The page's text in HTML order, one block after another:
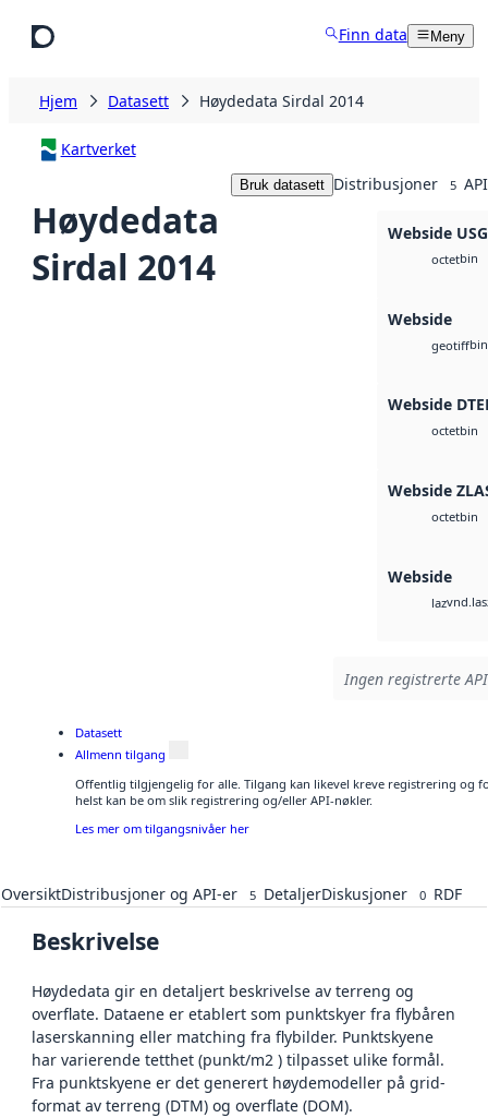
Finn data Meny
Hjem Datasett Høydedata Sirdal 2014
Kartverket
Høydedata
Sirdal 2014
Bruk datasett Distribusjoner 5
Webside
octetbin
Webside
geotiffbin
Webside
octetbin
Webside
octetbin
Webside
laz
Ingen registrerte
Datasett
Allmenn tilgang
Offentlig tilgjengelig for alle. Tilgang kan likevel kreve registrering og
helst kan be om slik registrering og/eller API-nøkler.
Les mer om tilgangsnivåer her
OversiktDistribusjoner og API-er 5 DetaljerDiskusjoner 0 RDF
Beskrivelse
Høydedata gir en detaljert beskrivelse av terreng og
overflate. Dataene er etablert som punktskyer fra flybåren
laserskanning eller matching fra flybilder. Punktskyene
har varierende tetthet (punkt/m2 ) tilpasset ulike formål.
Fra punktskyene er det generert høydemodeller på grid-
format av terreng (DTM) og overflate (DOM).